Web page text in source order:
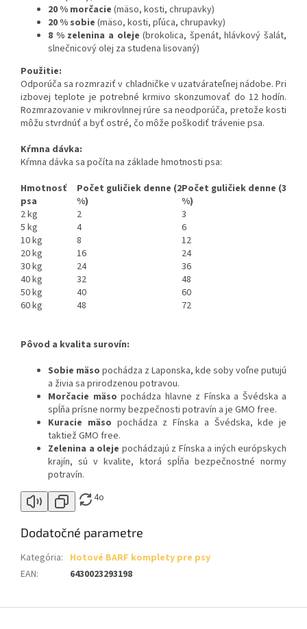
20 % morčacie (mäso, kosti, chrupavky)
20 % sobie (mäso, kosti, pľúca, chrupavky)
8 % zelenina a oleje (brokolica, špenát, hlávkový šalát,
slnečnicový olej za studena lisovaný)
Použitie:
Odporúča sa rozmraziť v chladničke v uzatvárateľnej nádobe. Pri
izbovej teplote je potrebné krmivo skonzumovať do 12 hodín.
Rozmrazovanie v mikrovlnnej rúre sa neodporúča, pretože kosti
môžu stvrdnúť a byť ostré, čo môže poškodiť trávenie psa.
Kŕmna dávka:
Kŕmna dávka sa počíta na základe hmotnosti psa:
Hmotnosť
psa
Počet guličiek denne (2
%)
Počet guličiek denne (3
%)
2 kg
2
3
5 kg
4
6
10 kg
8
12
20 kg
16
24
30 kg
24
36
40 kg
32
48
50 kg
40
60
60 kg
48 72
Pôvod a kvalita surovín:
Sobie mäso pochádza z Laponska, kde soby voľne putujú
a živia sa prirodzenou potravou.
Morčacie mäso pochádza hlavne z Fínska a Švédska a
spĺňa prísne normy bezpečnosti potravín a je GMO free.
Kuracie mäso pochádza z Fínska a Švédska, kde je
taktiež GMO free.
Zelenina a oleje pochádzajú z Fínska a iných európskych
krajín, sú v kvalite, ktorá spĺňa bezpečnostné normy
potravín.
4o
Dodatočné parametre
Kategória: Hotové BARF komplety pre psy
EAN: 6430023293198